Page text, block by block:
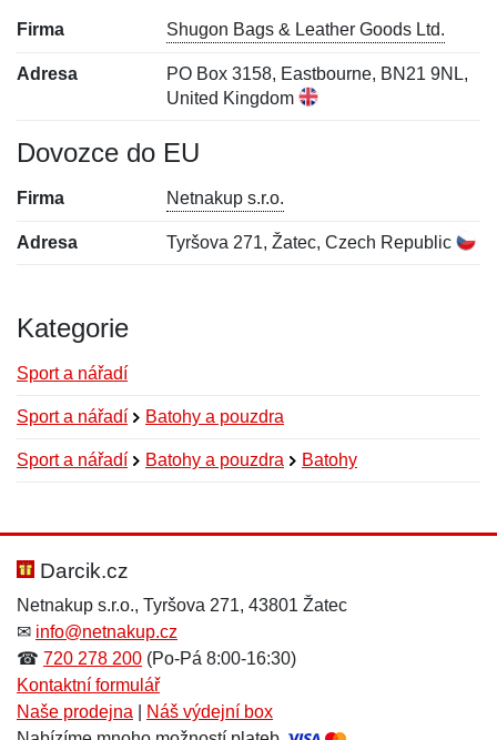
Firma Shugon Bags & Leather Goods Ltd.
Adresa
PO Box 3158, Eastbourne, BN21 9NL,
United Kingdom
Dovozce do EU
Firma Netnakup s.r.o.
Adresa Tyršova 271, Žatec, Czech Republic
Kategorie
Sport a nářadí
Sport a nářadí Batohy a pouzdra
Sport a nářadí Batohy a pouzdra Batohy
Hodnocení:
Jméno: *
Jméno:
E-mail:*
Darcik.cz
Netnakup s.r.o., Tyršova 271, 43801 Žatec
✉ info@netnakup.cz
☎ 720 278 200 (Po-Pá 8:00-16:30)
Kontaktní formulář
Naše prodejna
Náš výdejní box